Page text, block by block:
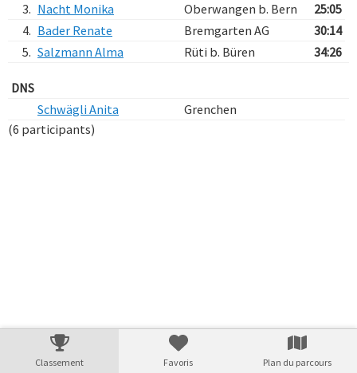
3. Nacht Monika Oberwangen b. Bern
25:05
4. Bader Renate Bremgarten AG
30:14
5. Salzmann Alma Rüti b. Büren 34:26
DNS
Schwägli Anita
Grenchen
(6 participants)
Classement Favoris Plan du parcours